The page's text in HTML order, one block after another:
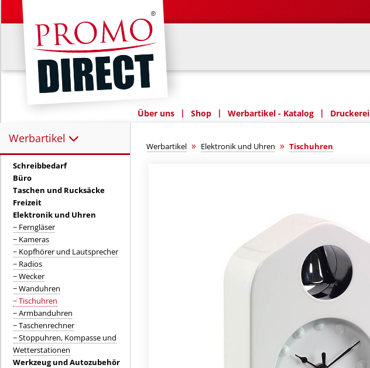
Über uns | Shop | Werbartikel - Katalog | Druckerei
Werbartikel
Werbartikel:
Schreibbedarf
Büro
Taschen und Rucksäcke
Freizeit
Elektronik und Uhren
− Ferngläser
− Kameras
− Kopfhörer und Lautsprecher
− Radios
− Wecker
− Wanduhren
− Tischuhren
− Armbanduhren
− Taschenrechner
− Stoppuhren, Kompasse und
Wetterstationen
Werkzeug und Autozubehör
Werbartikel » Elektronik und Uhren » Tischuhren